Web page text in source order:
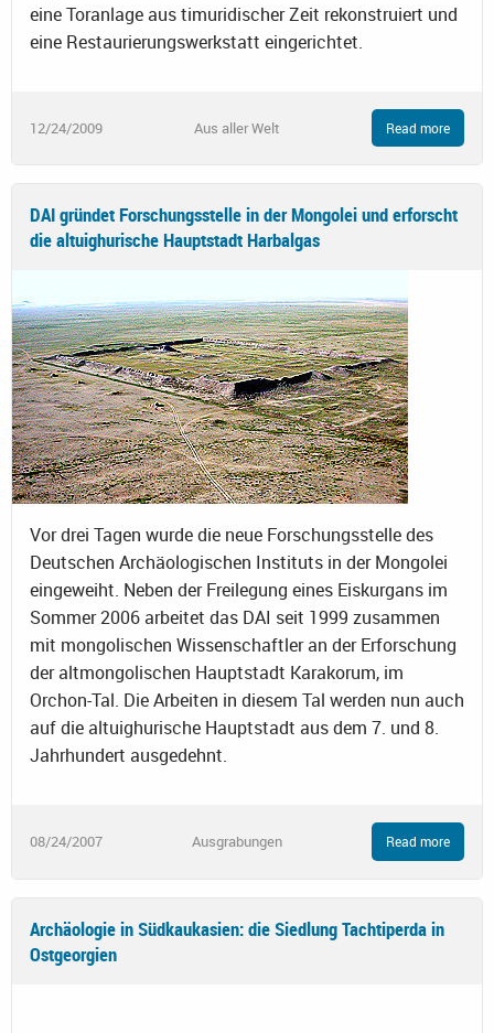
eine Toranlage aus timuridischer Zeit rekonstruiert und
eine Restaurierungswerkstatt eingerichtet.
12/24/2009 Aus aller Welt Read more
DAI gründet Forschungsstelle in der Mongolei und erforscht
die altuighurische Hauptstadt Harbalgas
Vor drei Tagen wurde die neue Forschungsstelle des
Deutschen Archäologischen Instituts in der Mongolei
eingeweiht. Neben der Freilegung eines Eiskurgans im
Sommer 2006 arbeitet das DAI seit 1999 zusammen
mit mongolischen Wissenschaftler an der Erforschung
der altmongolischen Hauptstadt Karakorum, im
Orchon-Tal. Die Arbeiten in diesem Tal werden nun auch
auf die altuighurische Hauptstadt aus dem 7. und 8.
Jahrhundert ausgedehnt.
08/24/2007 Ausgrabungen Read more
Archäologie in Südkaukasien: die Siedlung Tachtiperda in
Ostgeorgien